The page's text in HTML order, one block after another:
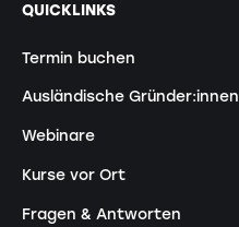
QUICKLINKS
Termin buchen
Ausländische Gründer:innen
Webinare
Kurse vor Ort
Fragen & Antworten